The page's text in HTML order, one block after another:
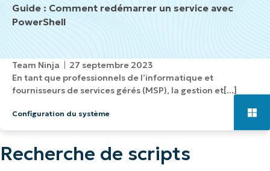
Guide : Comment redémarrer un service avec
PowerShell
Team Ninja
27 septembre 2023
En tant que professionnels de l’informatique et
fournisseurs de services gérés (MSP), la gestion et[...]
Configuration du système
Recherche de scripts